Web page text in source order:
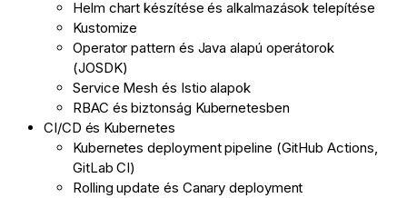
Helm chart készítése és alkalmazások telepítése
Kustomize
Operator pattern és Java alapú operátorok
(JOSDK)
Service Mesh és Istio alapok
RBAC és biztonság Kubernetesben
CI/CD és Kubernetes
Kubernetes deployment pipeline (GitHub Actions,
GitLab CI)
Rolling update és Canary deployment